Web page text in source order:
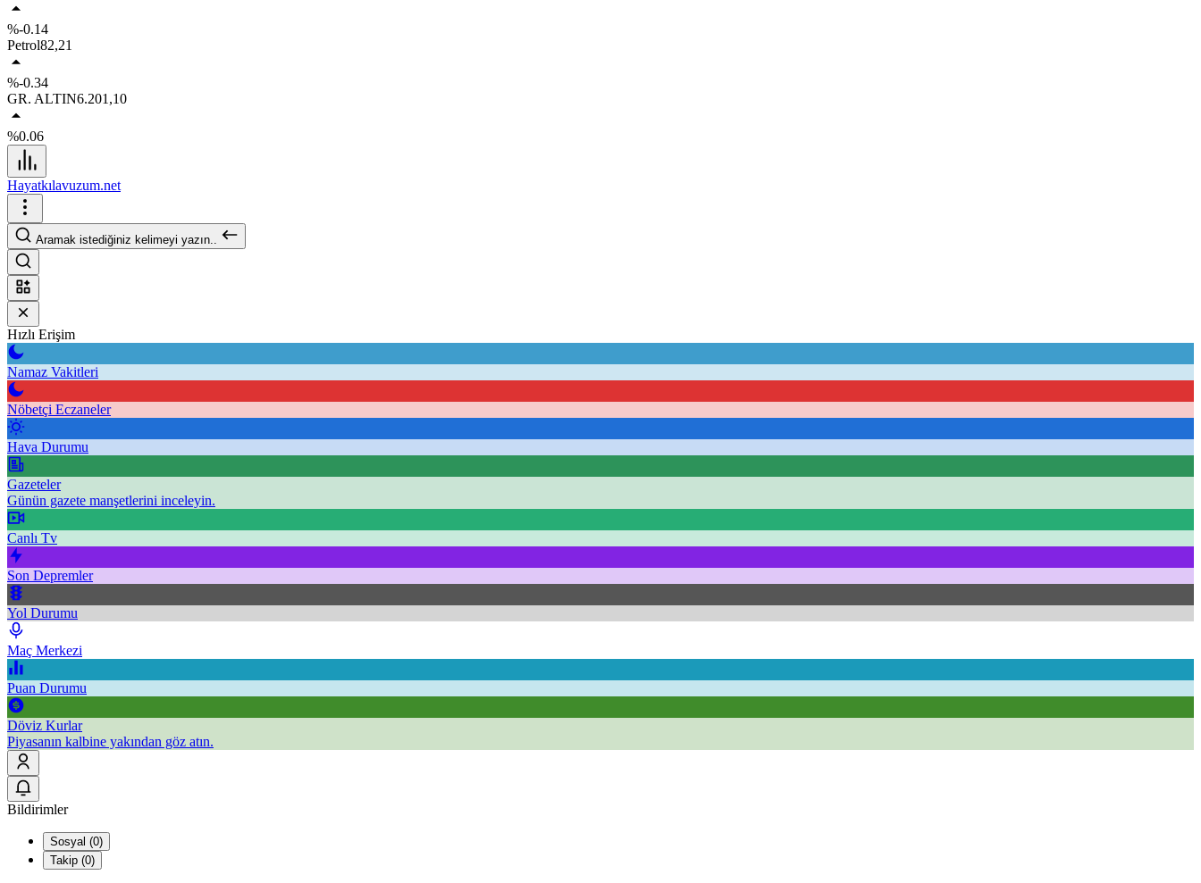
%-0.14
Petrol82,21
%-0.34
GR. ALTIN6.201,10
%0.06
Hayatkılavuzum.net
Aramak istediğiniz kelimeyi yazın..
Hızlı Erişim
Namaz Vakitleri
Nöbetçi Eczaneler
Hava Durumu
Gazeteler
Günün gazete manşetlerini inceleyin.
Canlı Tv
Son Depremler
Yol Durumu
Maç Merkezi
Puan Durumu
Döviz Kurlar
Piyasanın kalbine yakından göz atın.
Bildirimler
Sosyal (0)
Takip (0)